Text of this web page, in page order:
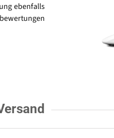
ebenfalls